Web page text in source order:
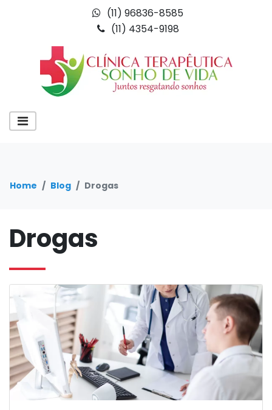
(11) 96836-8585
(11) 4354-9198
Home Blog Drogas
Drogas